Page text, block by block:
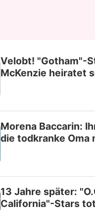
Velobt! "Gotham"-
McKenzie heiratet
Morena Baccarin:
die todkranke Oma
13 Jahre später:
California"-Stars